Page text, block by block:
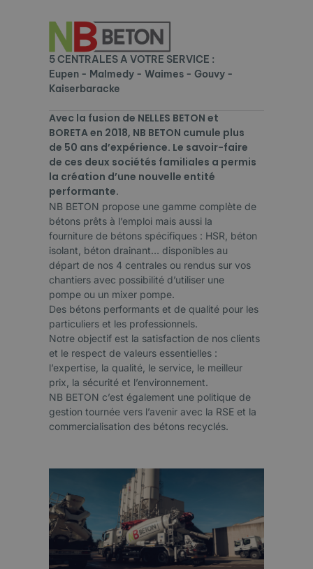
5 CENTRALES A VOTRE SERVICE :
Eupen - Malmedy - Waimes - Gouvy -
Kaiserbaracke
Avec la fusion de NELLES BETON et
BORETA en 2018, NB BETON cumule plus
de 50 ans d’expérience. Le savoir-faire
de ces deux sociétés familiales a permis
la création d’une nouvelle entité
performante.
NB BETON propose une gamme complète de
bétons prêts à l’emploi mais aussi la
fourniture de bétons spécifiques : HSR, béton
isolant, béton drainant… disponibles au
départ de nos 4 centrales ou rendus sur vos
chantiers avec possibilité d’utiliser une
pompe ou un mixer pompe.
Des bétons performants et de qualité pour les
particuliers et les professionnels.
Notre objectif est la satisfaction de nos clients
et le respect de valeurs essentielles :
l’expertise, la qualité, le service, le meilleur
prix, la sécurité et l’environnement.
NB BETON c’est également une politique de
gestion tournée vers l’avenir avec la RSE et la
commercialisation des bétons recyclés.